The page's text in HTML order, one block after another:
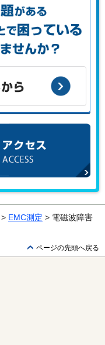
いる、などありませ
> EMC測定 > 電磁波障害
ページの先頭へ戻る